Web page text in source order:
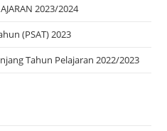
2023/2024
(PSAT) 2023
Tahun Pelajaran 2022/2023